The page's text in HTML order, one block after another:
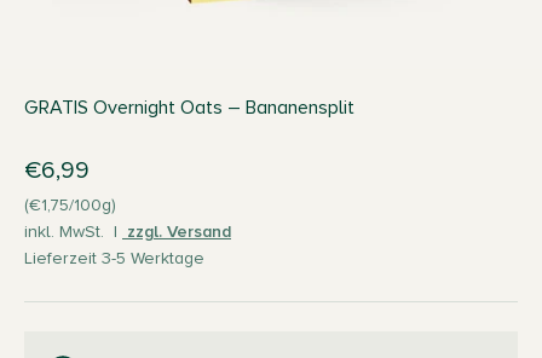
GRATIS Overnight Oats – Bananensplit
Angebot
€6,99
(€1,75/100g)
inkl. MwSt. | zzgl. Versand
Lieferzeit 3-5 Werktage